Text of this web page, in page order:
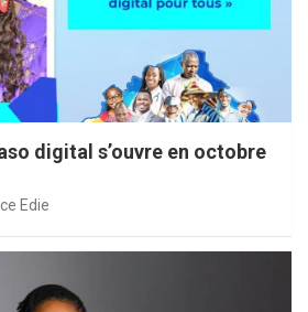
digital s’ouvre en octobre
Edie